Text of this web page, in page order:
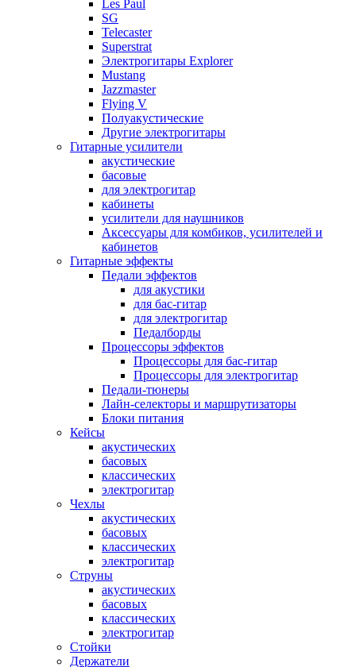
Les Paul
SG
Telecaster
Superstrat
Электрогитары Explorer
Mustang
Jazzmaster
Flying V
Полуакустические
Другие электрогитары
Гитарные усилители
акустические
басовые
для электрогитар
кабинеты
усилители для наушников
Аксессуары для комбиков, усилителей и
кабинетов
Гитарные эффекты
Педали эффектов
для акустики
для бас-гитар
для электрогитар
Педалборды
Процессоры эффектов
Процессоры для бас-гитар
Процессоры для электрогитар
Педали-тюнеры
Лайн-селекторы и маршрутизаторы
Блоки питания
Кейсы
акустических
басовых
классических
электрогитар
Чехлы
акустических
басовых
классических
электрогитар
Струны
акустических
басовых
классических
электрогитар
Стойки
Держатели